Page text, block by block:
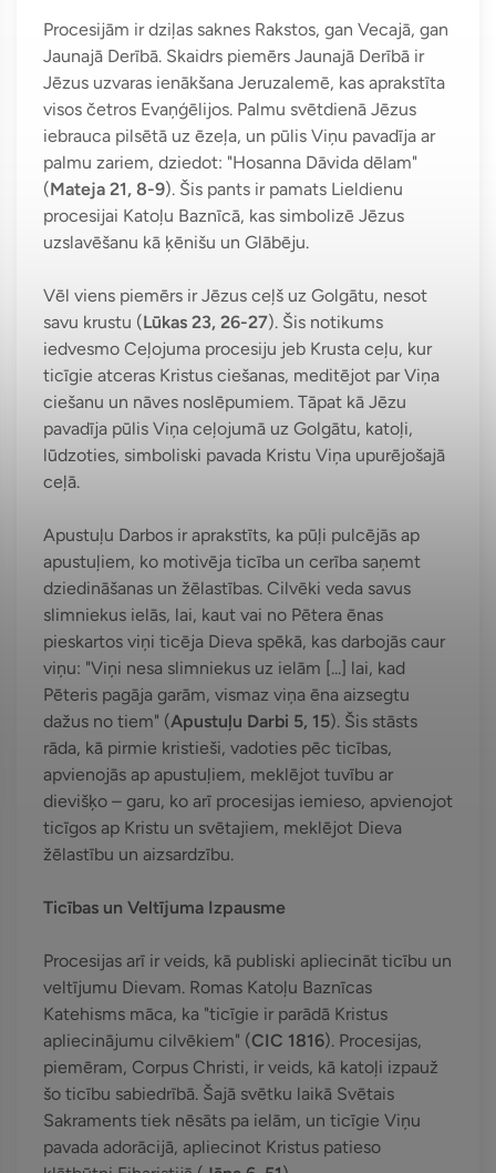
Procesijām ir dziļas saknes Rakstos, gan Vecajā, gan
Jaunajā Derībā. Skaidrs piemērs Jaunajā Derībā ir
Jēzus uzvaras ienākšana Jeruzalemē, kas aprakstīta
visos četros Evaņģēlijos. Palmu svētdienā Jēzus
iebrauca pilsētā uz ēzeļa, un pūlis Viņu pavadīja ar
palmu zariem, dziedot: "Hosanna Dāvida dēlam"
(Mateja 21, 8-9). Šis pants ir pamats Lieldienu
procesijai Katoļu Baznīcā, kas simbolizē Jēzus
uzslavēšanu kā ķēnišu un Glābēju.
Vēl viens piemērs ir Jēzus ceļš uz Golgātu, nesot
savu krustu (Lūkas 23, 26-27). Šis notikums
iedvesmo Ceļojuma procesiju jeb Krusta ceļu, kur
ticīgie atceras Kristus ciešanas, meditējot par Viņa
ciešanu un nāves noslēpumiem. Tāpat kā Jēzu
pavadīja pūlis Viņa ceļojumā uz Golgātu, katoļi,
lūdzoties, simboliski pavada Kristu Viņa upurējošajā
ceļā.
Apustuļu Darbos ir aprakstīts, ka pūļi pulcējās ap
apustuļiem, ko motivēja ticība un cerība saņemt
dziedināšanas un žēlastības. Cilvēki veda savus
slimniekus ielās, lai, kaut vai no Pētera ēnas
pieskartos viņi ticēja Dieva spēkā, kas darbojās caur
viņu: "Viņi nesa slimniekus uz ielām [...] lai, kad
Pēteris pagāja garām, vismaz viņa ēna aizsegtu
dažus no tiem" (Apustuļu Darbi 5, 15). Šis stāsts
rāda, kā pirmie kristieši, vadoties pēc ticības,
apvienojās ap apustuļiem, meklējot tuvību ar
dievišķo – garu, ko arī procesijas iemieso, apvienojot
ticīgos ap Kristu un svētajiem, meklējot Dieva
žēlastību un aizsardzību.
Ticības un Veltījuma Izpausme
Procesijas arī ir veids, kā publiski apliecināt ticību un
veltījumu Dievam. Romas Katoļu Baznīcas
Katehisms māca, ka "ticīgie ir parādā Kristus
apliecinājumu cilvēkiem" (CIC 1816). Procesijas,
piemēram, Corpus Christi, ir veids, kā katoļi izpauž
šo ticību sabiedrībā. Šajā svētku laikā Svētais
Sakraments tiek nēsāts pa ielām, un ticīgie Viņu
pavada adorācijā, apliecinot Kristus patieso